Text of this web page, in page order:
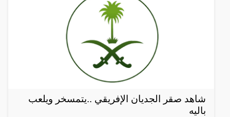
شاهد صقر الجديان الإفريقي ..يتمسخر ويلعب
باليه